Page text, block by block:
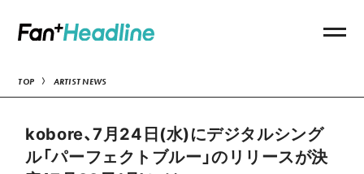
TOP ARTIST NEWS
kobore、7月24日(水)にデジタルシング
ル「パーフェクトブルー」のリリースが決